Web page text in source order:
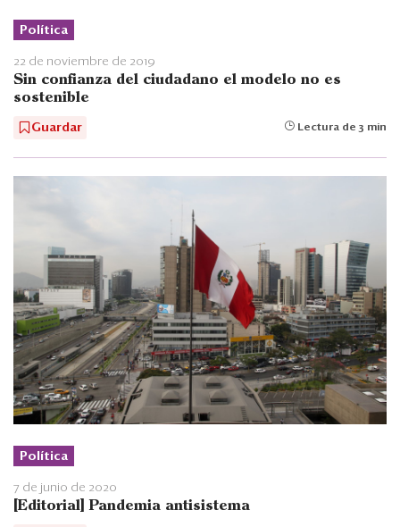
Política
22 de noviembre de 2019
Sin confianza del ciudadano el modelo no es
sostenible
Guardar Lectura de 3 min
Política
7 de junio de 2020
[Editorial] Pandemia antisistema